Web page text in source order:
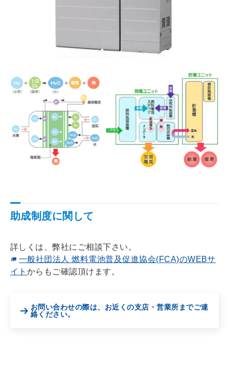
助成制度に関して
詳しくは、弊社にご相談下さい。
一般社団法人 燃料電池普及促進協会(FCA)のWEBサ
イト からもご確認頂けます。
お問い合わせの際は、お近くの支店・営業所までご連
絡ください。